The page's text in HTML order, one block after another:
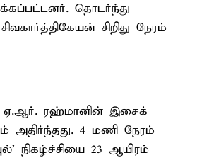
தொடர்ந்து
சிறிது நேரம்
ரஹ்மானின் இசைக்
அதிர்ந்தது. 4 மணி நேரம்
நிகழ்ச்சியை 23 ஆயிரம்